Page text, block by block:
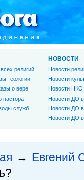
→ Евгений
религий
теологии
о вере
пастора
служб
НОВОСТИ
Новости
Новости
Новости НКО
Новости ДО
Новости ДО
Новости ДО